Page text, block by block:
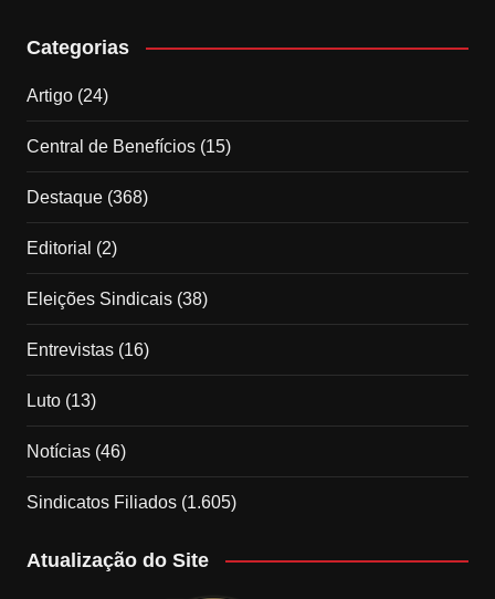
Categorias
Artigo(24)
Central de Benefícios(15)
Destaque(368)
Editorial (2)
Eleições Sindicais(38)
Entrevistas(16)
Luto(13)
Notícias(46)
Sindicatos Filiados(1.605)
Atualização do Site